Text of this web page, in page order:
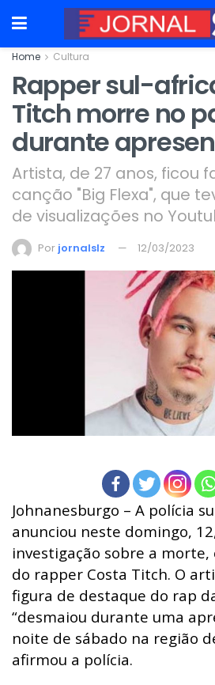
Home Cultura
Rapper sul-
Titch morre no
durante
Artista, de 27 anos, ficou
canção "Big Flexa", que
de visualizações no
Por jornalslz 12/03/2023
Johnanesburgo – A polícia
anunciou neste domingo,
investigação sobre a morte,
do rapper Costa Titch. O
figura de destaque do rap
“desmaiou durante uma
noite de sábado na região
afirmou a polícia.